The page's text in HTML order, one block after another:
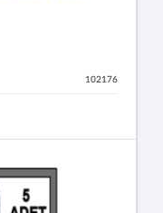
102176